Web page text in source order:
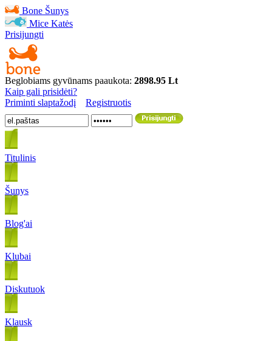
Bone Šunys
Mice Katės
Prisijungti
Beglobiams gyvūnams paaukota: 2898.95 Lt
Kaip gali prisidėti?
Priminti slaptažodį
Registruotis
Titulinis
Šunys
Blog'ai
Klubai
Diskutuok
Klausk